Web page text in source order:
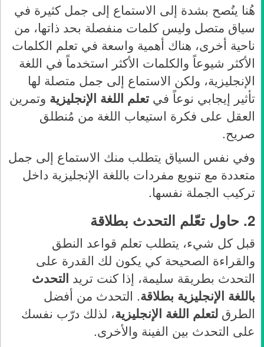
هُنا ينُصح بشدة إلى الاستماع إلى جمل كثيرة في
سياق متصل وليس كلمات منفصلة بحد ذاتها، من
ناحية أخرى، هناك أهمية واسعة في تعلم الكلمات
الأكثر شيوعاً والكلمات الأكثر استخدماً في اللغة
الإنجليزية، ولكن الاستماع إلى جمل متصلة لها
تأثير إيجابي نوعاً في تعلم اللغة الإنجليزية وتمرين
العقل على فكرة استيعاب اللغة من مُنطلق
صريح.
وفي نفس السياق يتطلب منك الاستماع إلى جمل
متعددة مع تنويع مفردات باللغة الإنجليزية داخل
تركيب الجملة نفسها.
2. حاول تعّلم التحدث بطلاقة
قبل كل شيء، يتطلب تعلم قواعد النطق
والقراءة الصحيحة كي يكون لك القدرة على
التحدث بطريقة سليمة، إذا كنت تريد التحدث
باللغة الإنجليزية بطلاقة. التحدث من أفضل
الطرق لتعلم اللغة الإنجليزية، لذلك درّب نفسك
على التحدث بين الفينة والأخرى.